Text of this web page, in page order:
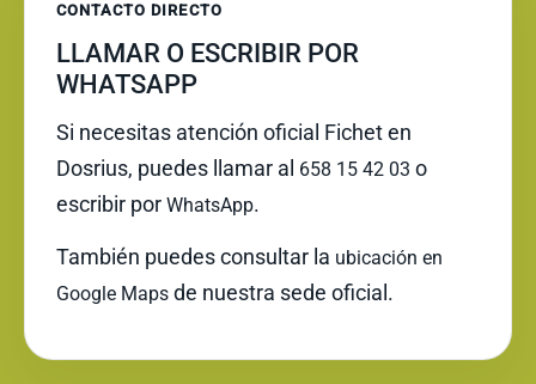
CONTACTO DIRECTO
LLAMAR O ESCRIBIR POR
WHATSAPP
Si necesitas atención oficial Fichet en
Dosrius, puedes llamar al 658 15 42 03 o
escribir por WhatsApp.
También puedes consultar la ubicación en
Google Maps de nuestra sede oficial.